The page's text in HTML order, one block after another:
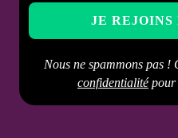
Nous ne spammons pas !
confidentialitépour